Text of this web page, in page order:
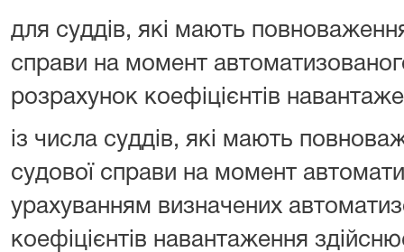
для суддів, які мають
справи на момент
розрахунок коефіцієнтів
із числа суддів, які мають
судової справи на момент
урахуванням визначених
коефіцієнтів навантаження